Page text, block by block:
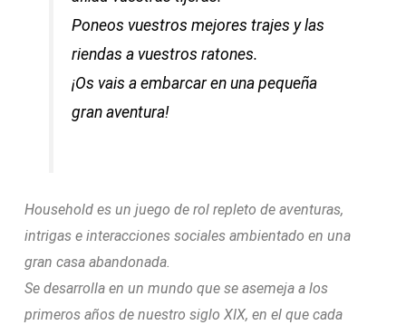
Poneos vuestros mejores trajes y las
riendas a vuestros ratones.
¡Os vais a embarcar en una pequeña
gran aventura!
Household es un juego de rol repleto de aventuras,
intrigas e interacciones sociales ambientado en una
gran casa abandonada.
Se desarrolla en un mundo que se asemeja a los
primeros años de nuestro siglo XIX, en el que cada